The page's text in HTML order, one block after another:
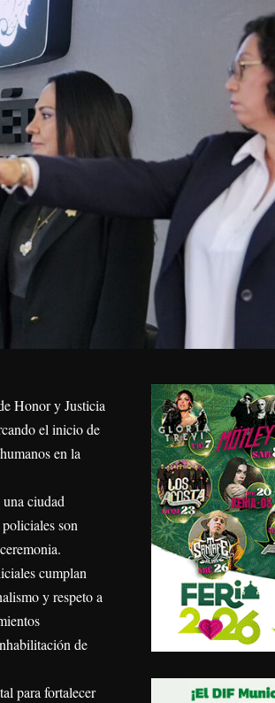
Honor y Justicia
el inicio de
en la
ciudad
son
cumplan
y respeto a
de
para fortalecer